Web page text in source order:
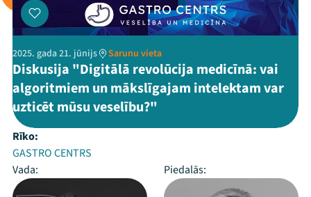
2025. gada 21. jūnijs Sarunu vieta
Diskusija "Digitālā revolūcija medicīnā: vai
algoritmiem un mākslīgajam intelektam var
uzticēt mūsu veselību?"
Rīko:
GASTRO CENTRS
Vada:
Piedalās: